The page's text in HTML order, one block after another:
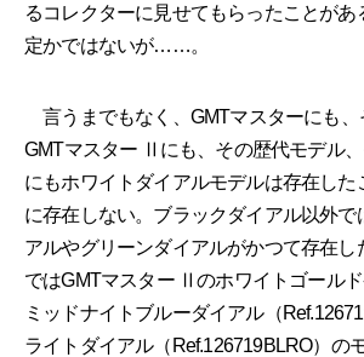
るコレクターに見せてもらったことがあ
定かではないが……。
言うまでもなく、GMTマスターにも、
GMTマスター Ⅱにも、その歴代モデル
にもホワイトダイアルモデルは存在した
に存在しない。ブラックダイアル以外で
アルやグリーンダイアルがかつて存在し
ではGMTマスター Ⅱのホワイトゴールド
ミッドナイトブルーダイアル（
ライトダイアル（Ref.126719BLRO）の